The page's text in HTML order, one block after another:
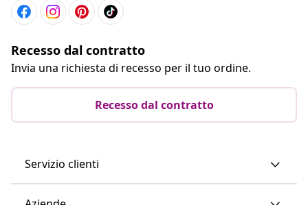
Recesso dal contratto
Invia una richiesta di recesso per il tuo ordine.
Recesso dal contratto
Servizio clienti